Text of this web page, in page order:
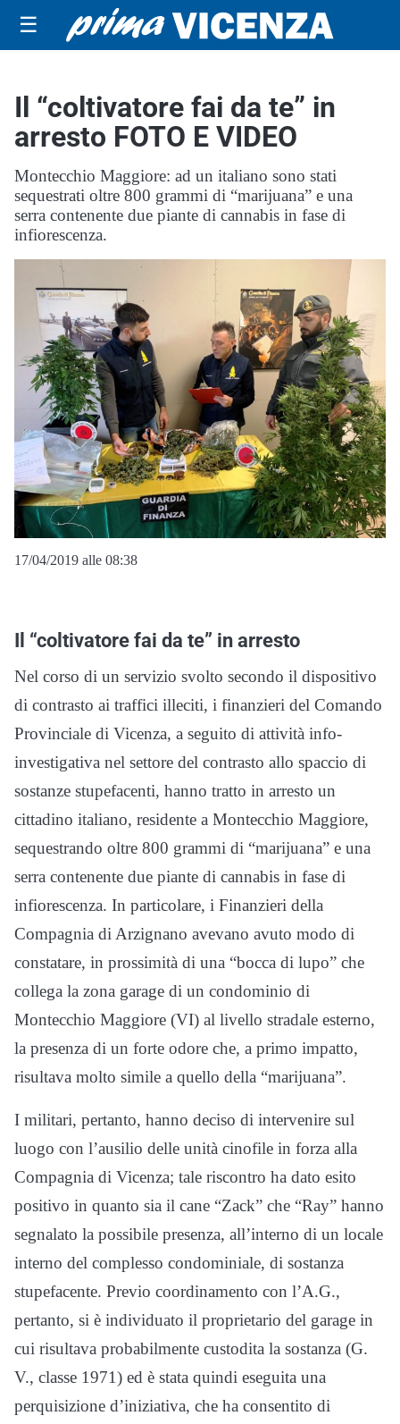
☰
Il “coltivatore fai da te” in
arresto FOTO E VIDEO
Montecchio Maggiore: ad un italiano sono stati
sequestrati oltre 800 grammi di “marijuana” e una
serra contenente due piante di cannabis in fase di
infiorescenza.
17/04/2019 alle 08:38
Il “coltivatore fai da te” in arresto
Nel corso di un servizio svolto secondo il dispositivo
di contrasto ai traffici illeciti, i finanzieri del Comando
Provinciale di Vicenza, a seguito di attività info-
investigativa nel settore del contrasto allo spaccio di
sostanze stupefacenti, hanno tratto in arresto un
cittadino italiano, residente a Montecchio Maggiore,
sequestrando oltre 800 grammi di “marijuana” e una
serra contenente due piante di cannabis in fase di
infiorescenza. In particolare, i Finanzieri della
Compagnia di Arzignano avevano avuto modo di
constatare, in prossimità di una “bocca di lupo” che
collega la zona garage di un condominio di
Montecchio Maggiore (VI) al livello stradale esterno,
la presenza di un forte odore che, a primo impatto,
risultava molto simile a quello della “marijuana”.
I militari, pertanto, hanno deciso di intervenire sul
luogo con l’ausilio delle unità cinofile in forza alla
Compagnia di Vicenza; tale riscontro ha dato esito
positivo in quanto sia il cane “Zack” che “Ray” hanno
segnalato la possibile presenza, all’interno di un locale
interno del complesso condominiale, di sostanza
stupefacente. Previo coordinamento con l’A.G.,
pertanto, si è individuato il proprietario del garage in
cui risultava probabilmente custodita la sostanza (G.
V., classe 1971) ed è stata quindi eseguita una
perquisizione d’iniziativa, che ha consentito di